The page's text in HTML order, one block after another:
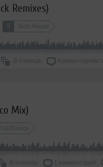
Remixes)
5 Tech House
В очередь Комментировать
Mix)
Dance
В очередь 1 комментарий